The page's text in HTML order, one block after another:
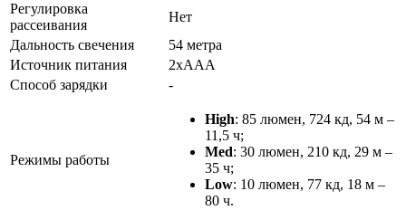
Регулировка
рассеивания
Нет
Дальность свечения
54 метра
Источник питания
2xAAA
Способ зарядки
-
Режимы работы
High: 85 люмен, 724 кд, 54 м –
11,5 ч;
Med: 30 люмен, 210 кд, 29 м –
35 ч;
Low: 10 люмен, 77 кд, 18 м –
80 ч.